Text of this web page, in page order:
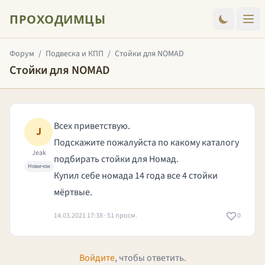
ПРОХОДИМЦЫ
Форум / Подвеска и КПП / Стойки для NOMAD
Стойки для NOMAD
J
Jeak
Новичок
Всех приветствую.
Подскажите пожалуйста по какому каталогу
подбирать стойки для Номад.
Купил себе номада 14 года все 4 стойки
мёртвые.
14.03.2021 17:38 · 51 просм. 0
Войдите, чтобы ответить.